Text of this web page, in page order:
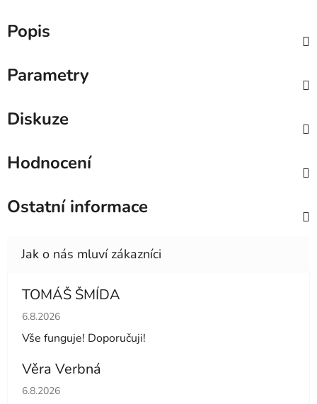
Popis
Parametry
Diskuze
Hodnocení
Ostatní informace
TOMÁŠ ŠMÍDA
Hodnocení obchodu je 5 z 5 hvězdiček.
6.8.2026
Vše funguje! Doporučuji!
Věra Verbná
Hodnocení obchodu je 5 z 5 hvězdiček.
6.8.2026